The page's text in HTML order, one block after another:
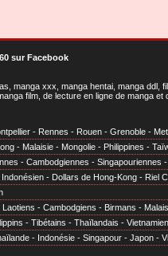
sur Facebook
manga xxx, manga hentai, manga ddl,
film, de lecture en ligne de manga et
- Rennes - Rouen - Grenoble -
- Malaisie - Mongolie - Philippines -
- Cambodgiennes - Singapouriennes -
Indonésien - Dollars de Hong-Kong - Riel
Laotiens - Cambodgiens - Birmans -
- Tibétains - Thaïlandais -
- Indonésie - Singapour - Japon -